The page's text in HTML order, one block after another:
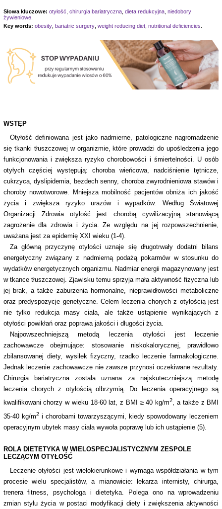
Słowa kluczowe: otyłość, chirurgia bariatryczna, dieta redukcyjna, niedobory
żywieniowe.
Key words: obesity, bariatric surgery, weight reducing diet, nutritional deficiencies.
WSTĘP
Otyłość definiowana jest jako nadmierne, patologiczne nagromadzenie
się tkanki tłuszczowej w organizmie, które prowadzi do upośledzenia jego
funkcjonowania i zwiększa ryzyko chorobowości i śmiertelności. U osób
otyłych częściej występują: choroba wieńcowa, nadciśnienie tętnicze,
cukrzyca, dyslipidemia, bezdech senny, choroba zwyrodnieniowa stawów i
choroby nowotworowe. Mniejsza mobilność pacjentów obniża ich jakość
życia i zwiększa ryzyko urazów i wypadków. Według Światowej
Organizacji Zdrowia otyłość jest chorobą cywilizacyjną stanowiącą
zagrożenie dla zdrowia i życia. Ze względu na jej rozpowszechnienie,
uważana jest za epidemię XXI wieku (1-4).
Za główną przyczynę otyłości uznaje się długotrwały dodatni bilans
energetyczny związany z nadmierną podażą pokarmów w stosunku do
wydatków energetycznych organizmu. Nadmiar energii magazynowany jest
w tkance tłuszczowej. Zjawisku temu sprzyja mała aktywność fizyczna lub
jej brak, a także zaburzenia hormonalne, nieprawidłowości metaboliczne
oraz predyspozycje genetyczne. Celem leczenia chorych z otyłością jest
nie tylko redukcja masy ciała, ale także ustąpienie wynikających z
otyłości powikłań oraz poprawa jakości i długości życia.
Najpowszechniejszą metodą leczenia otyłości jest leczenie
zachowawcze obejmujące: stosowanie niskokalorycznej, prawidłowo
zbilansowanej diety, wysiłek fizyczny, rzadko leczenie farmakologiczne.
Jednak leczenie zachowawcze nie zawsze przynosi oczekiwane rezultaty.
Chirurgia bariatryczna została uznana za najskuteczniejszą metodę
leczenia chorych z otyłością olbrzymią. Do leczenia operacyjnego są
kwalifikowani chorzy w wieku 18-60 lat, z BMI ≥ 40 kg/m2, a także z BMI
35-40 kg/m2i chorobami towarzyszącymi, kiedy spowodowany leczeniem
operacyjnym ubytek masy ciała wywoła poprawę lub ich ustąpienie (5).
ROLA DIETETYKA W WIELOSPECJALISTYCZNYM ZESPOLE
LECZĄCYM OTYŁOŚĆ
Leczenie otyłości jest wielokierunkowe i wymaga współdziałania w tym
procesie wielu specjalistów, a mianowicie: lekarza internisty, chirurga,
trenera fitness, psychologa i dietetyka. Polega ono na wprowadzeniu
zmian stylu życia w postaci modyfikacji diety i zwiększenia aktywności